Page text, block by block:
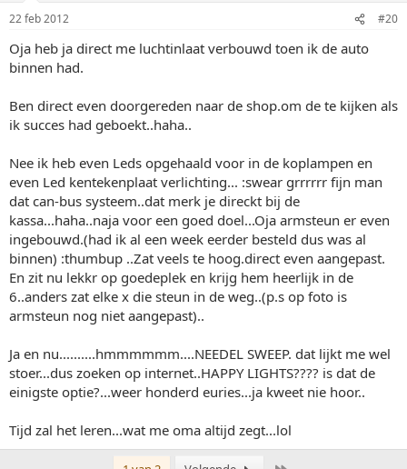
22 feb 2012 #20
Oja heb ja direct me luchtinlaat verbouwd toen ik de auto
binnen had.
Ben direct even doorgereden naar de shop.om de te kijken als
ik succes had geboekt..haha..
Nee ik heb even Leds opgehaald voor in de koplampen en
even Led kentekenplaat verlichting... :swear grrrrrr fijn man
dat can-bus systeem..dat merk je direckt bij de
kassa...haha..naja voor een goed doel...Oja armsteun er even
ingebouwd.(had ik al een week eerder besteld dus was al
binnen) :thumbup ..Zat veels te hoog.direct even aangepast.
En zit nu lekkr op goedeplek en krijg hem heerlijk in de
6..anders zat elke x die steun in de weg..(p.s op foto is
armsteun nog niet aangepast)..
Ja en nu..........hmmmmmm....NEEDEL SWEEP. dat lijkt me wel
stoer...dus zoeken op internet..HAPPY LIGHTS???? is dat de
einigste optie?...weer honderd euries...ja kweet nie hoor..
Tijd zal het leren...wat me oma altijd zegt...lol